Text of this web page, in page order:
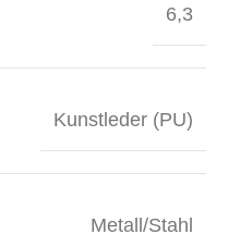
6,3
Kunstleder (PU)
Metall/Stahl